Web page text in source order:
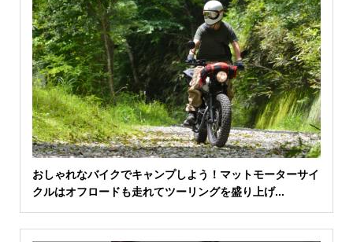
おしゃれなバイクでキャンプしよう！マットモーターサイ
クルはオフロードも走れてツーリングを盛り上げ...